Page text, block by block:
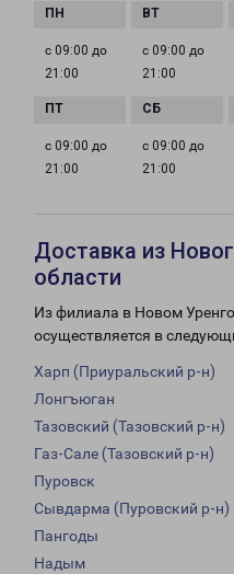
с 09:00 до
21:00
с 09:00 до
21:00
с 09:00 до
21:00
с 09:00 до
21:00
Доставка из
области
Из филиала в Новом
осуществляется в
Харп (Приуральский р-н)
Лонгъюган
Тазовский (Тазовский р-н)
Газ-Сале (Тазовский р-н)
Пуровск
Сывдарма (Пуровский р-н)
Пангоды
Надым